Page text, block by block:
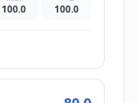
100.0 100.0